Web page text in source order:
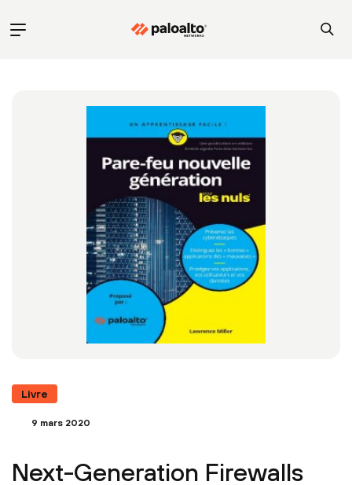
Livre
9 mars 2020
Next-Generation Firewalls